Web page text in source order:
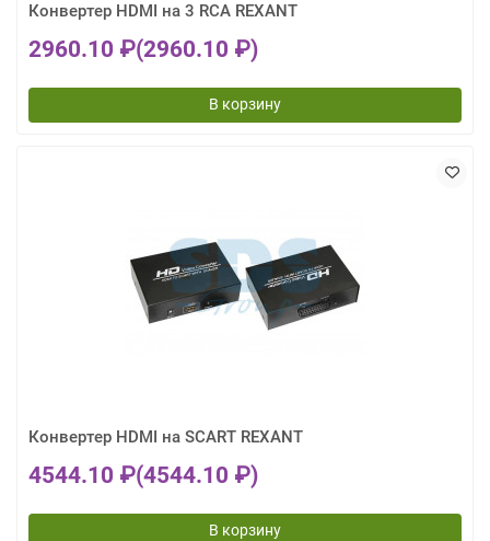
Конвертер HDMI на 3 RCA REXANT
2960.10 ₽(2960.10 ₽)
В корзину
Конвертер HDMI на SCART REXANT
4544.10 ₽(4544.10 ₽)
В корзину